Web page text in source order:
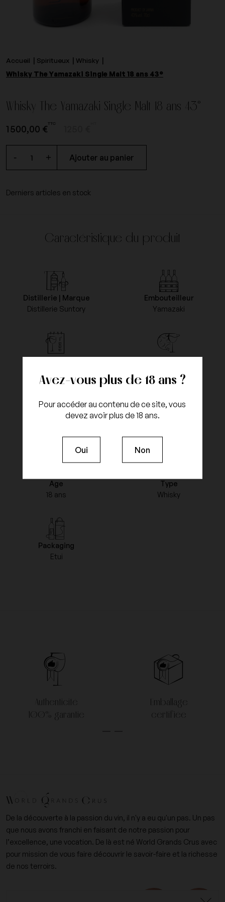
Avez-vous plus de 18 ans ?
Pour accéder au contenu de ce site, vous
devez avoir plus de 18 ans.
Oui Non
Accueil Spiritueux
Whisky
Whisky The Yamazaki Single Malt 18 ans 43°
Whisky The Yamazaki Single Malt 18 ans 43°
1 500,00 € TTC
+
- Ajouter au panier
Derniers articles en stock
Caractéristique du produit
Distillerie | Marque
Distillerie Suntory
Embouteilleur
Yamazaki
Négociant
Pays
Capacité
Degré
Age
18 ans
Type
Whisky
Packaging
Etui
Authenticité
100% garantie
Emballage
certifiée
De la découverte à la passion du vin, il n'y a eu qu'un pas. Un pas
que nous avons franchi en faisant de notre passion pour
l’excellence, une vocation. De là est né World Grands Crus avec
pour mission de vous faire découvrir le savoir-faire et la richesse
de nos terroirs.